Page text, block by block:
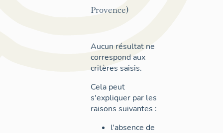
Provence)
Aucun résultat ne
correspond aux
critères saisis.
Cela peut
s'expliquer par les
raisons suivantes :
l'absence de